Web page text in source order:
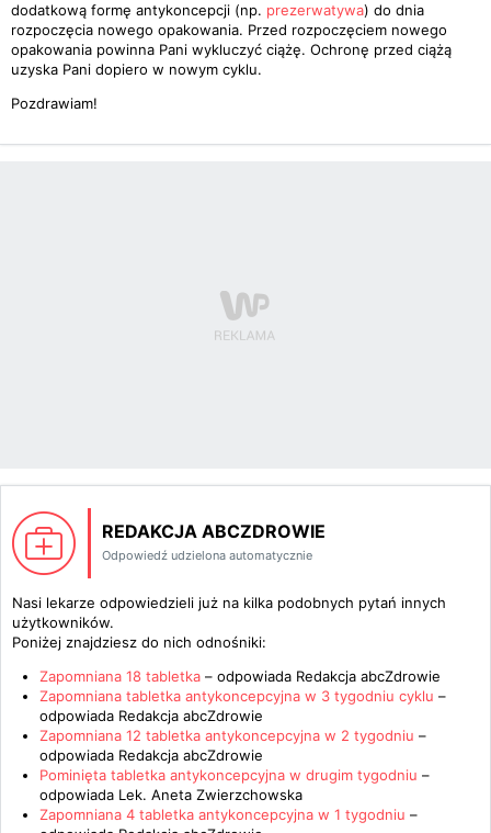
dodatkową formę antykoncepcji (np. prezerwatywa) do dnia
rozpoczęcia nowego opakowania. Przed rozpoczęciem nowego
opakowania powinna Pani wykluczyć ciążę. Ochronę przed ciążą
uzyska Pani dopiero w nowym cyklu.
Pozdrawiam!
REDAKCJA ABCZDROWIE
Odpowiedź udzielona automatycznie
Nasi lekarze odpowiedzieli już na kilka podobnych pytań innych
użytkowników.
Poniżej znajdziesz do nich odnośniki:
Zapomniana 18 tabletka – odpowiada Redakcja abcZdrowie
Zapomniana tabletka antykoncepcyjna w 3 tygodniu cyklu –
odpowiada Redakcja abcZdrowie
Zapomniana 12 tabletka antykoncepcyjna w 2 tygodniu –
odpowiada Redakcja abcZdrowie
Pominięta tabletka antykoncepcyjna w drugim tygodniu –
odpowiada Lek. Aneta Zwierzchowska
Zapomniana 4 tabletka antykoncepcyjna w 1 tygodniu –